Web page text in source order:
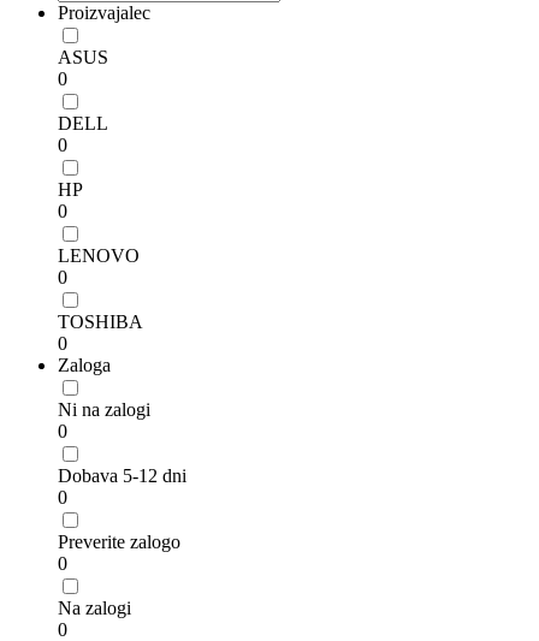
Proizvajalec
ASUS
0
DELL
0
HP
0
LENOVO
0
TOSHIBA
0
Zaloga
Ni na zalogi
0
Dobava 5-12 dni
0
Preverite zalogo
0
Na zalogi
0